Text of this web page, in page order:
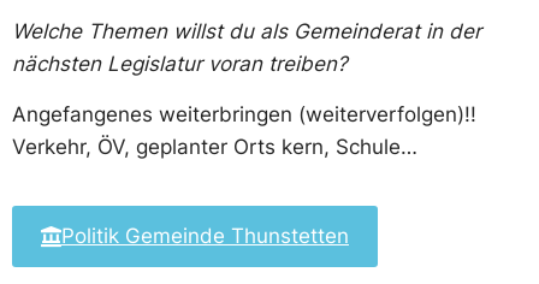
Welche Themen willst du als Gemeinderat in der
nächsten Legislatur voran treiben?
Angefangenes weiterbringen (weiterverfolgen)!!
Verkehr, ÖV, geplanter Orts kern, Schule…
Politik Gemeinde Thunstetten